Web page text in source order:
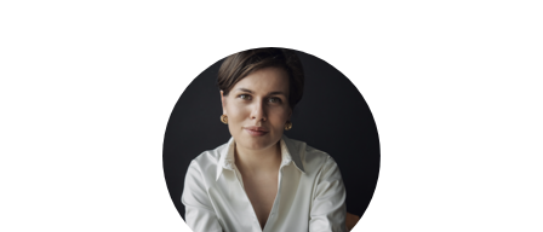
Ментальные практики
Нейролингвистическое программирование
Персонология и поведенческий анализ